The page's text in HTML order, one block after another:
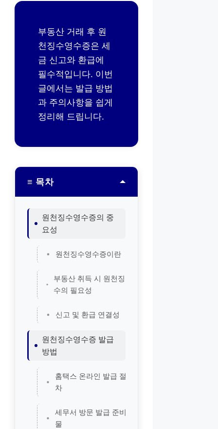
부동산 거래 후 원
천징수영수증은 세
금 신고와 환급에
필수적입니다. 이번
글에서는 발급 방법
과 주의사항을 쉽게
정리해 드립니다.
≡ 목차
원천징수영수증의 중
요성
원천징수영수증이란
부동산 취득 시 원천징
수의 필요성
신고 및 환급 연결성
원천징수영수증 발급
방법
홈택스 온라인 발급 절
차
세무서 방문 발급 준비
물